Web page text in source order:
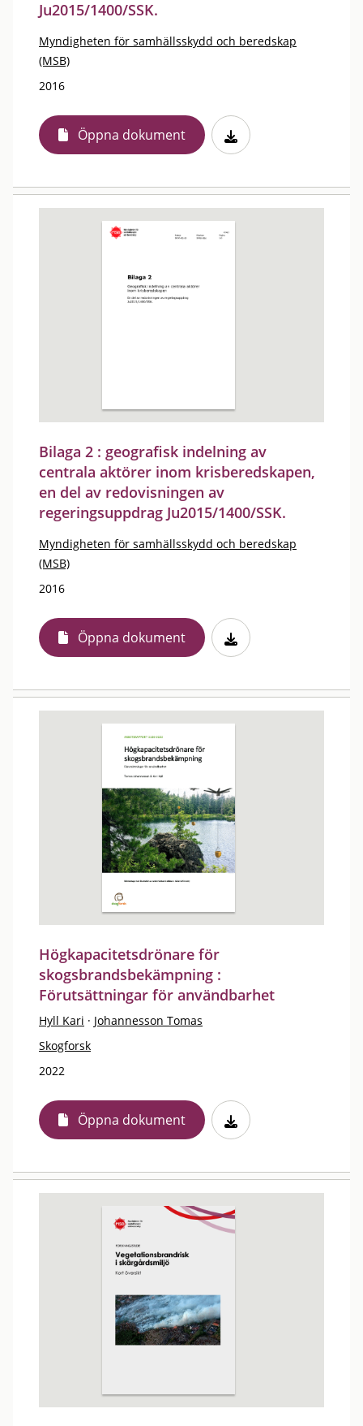
Ju2015/1400/SSK.
Myndigheten för samhällsskydd och beredskap
(MSB)
2016
Öppna dokument
Bilaga 2 : geografisk indelning av
centrala aktörer inom krisberedskapen,
en del av redovisningen av
regeringsuppdrag Ju2015/1400/SSK.
Myndigheten för samhällsskydd och beredskap
(MSB)
2016
Öppna dokument
Högkapacitetsdrönare för
skogsbrandsbekämpning :
Förutsättningar för användbarhet
Hyll Kari · Johannesson Tomas
Skogforsk
2022
Öppna dokument